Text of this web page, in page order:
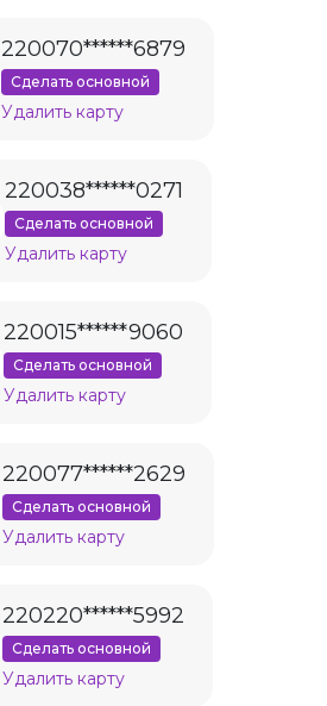
220070******6879
Сделать основной
Удалить карту
220038******0271
Сделать основной
Удалить карту
220015******9060
Сделать основной
Удалить карту
220077******2629
Сделать основной
Удалить карту
220220******5992
Сделать основной
Удалить карту